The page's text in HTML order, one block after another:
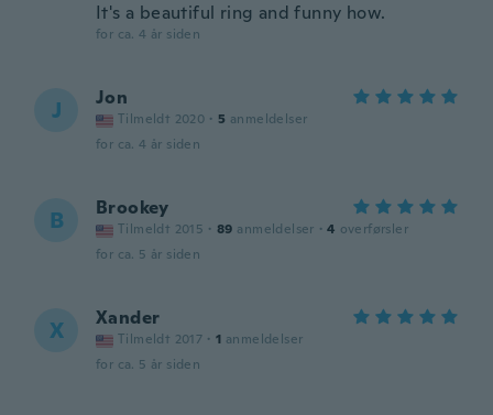
It's a beautiful ring and funny how.
for ca. 4 år siden
J Jon
Tilmeldt 2020 · 5 anmeldelser
for ca. 4 år siden
B Brookey
Tilmeldt 2015 · 89 anmeldelser · 4 overførsler
for ca. 5 år siden
X Xander
Tilmeldt 2017 · 1 anmeldelser
for ca. 5 år siden